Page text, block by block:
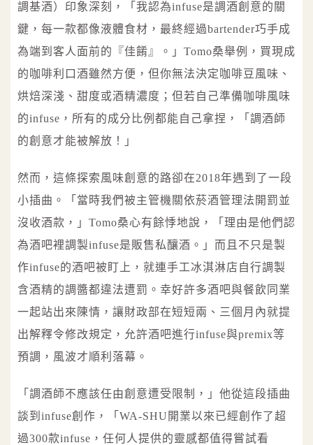
調基酒）印象深刻，「我認為infuse是調酒創意的關
鍵，每一款都像液體食材，最終經過bartender巧手成
為端到客人面前的『佳餚』。」Tomo桑舉例，買現成
的咖啡利口酒雖然方便，但你無法決定咖啡豆風味、
烘焙深淺、甜度或酒精濃度；但若自己準備咖啡風味
的infuse，所有的成分比例都能自己拿捏，「調酒師
的創意才能被解放！」
然而，這條探索風味創意的路卻在2018年遇到了一段
小插曲。「當時我們被主管機關依菸酒管理法開罰並
沒收酒款，」Tomo桑心有餘悸地說，「理由是他們認
為酒吧裡調製infuse是販售私釀酒。」而且不只是製
作infuse的酒吧被盯上，就連手工冰淇淋店自行調製
含酒精的調醬都違法遭罰。幸好許多酒吧與餐飲同業
一起站出來陳情，讓財政部在短短兩、三個月內就提
出解釋令修改規定，允許酒吧進行infuse與premix等
預調，風波才順利落幕。
「調酒師不應該任由創意遭受限制，」他從這段插曲
談到infuse創作，「WA-SHU開業以來已經創作了超
過300款infuse，任何人提供的靈感都值得嘗試看